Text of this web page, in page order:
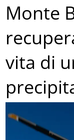
Monte
vita di